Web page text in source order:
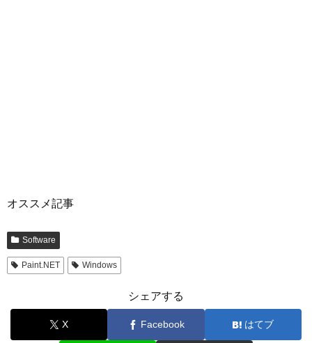
オススメ記事
Software
Paint.NET Windows
シェアする
X Facebook はてブ